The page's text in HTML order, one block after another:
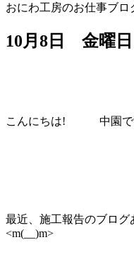
おにわ工房のお仕事ブロ
10月8日 金曜
こんにちは! 中園で
最近、施工報告のブログ
<m(__)m>